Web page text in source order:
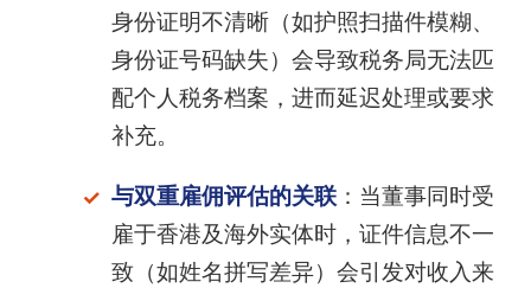
身份证明不清晰（如护照扫描件模糊、
身份证号码缺失）会导致税务局无法匹
配个人税务档案，进而延迟处理或要求
补充。
与双重雇佣评估的关联：当董事同时受
雇于香港及海外实体时，证件信息不一
致（如姓名拼写差异）会引发对收入来